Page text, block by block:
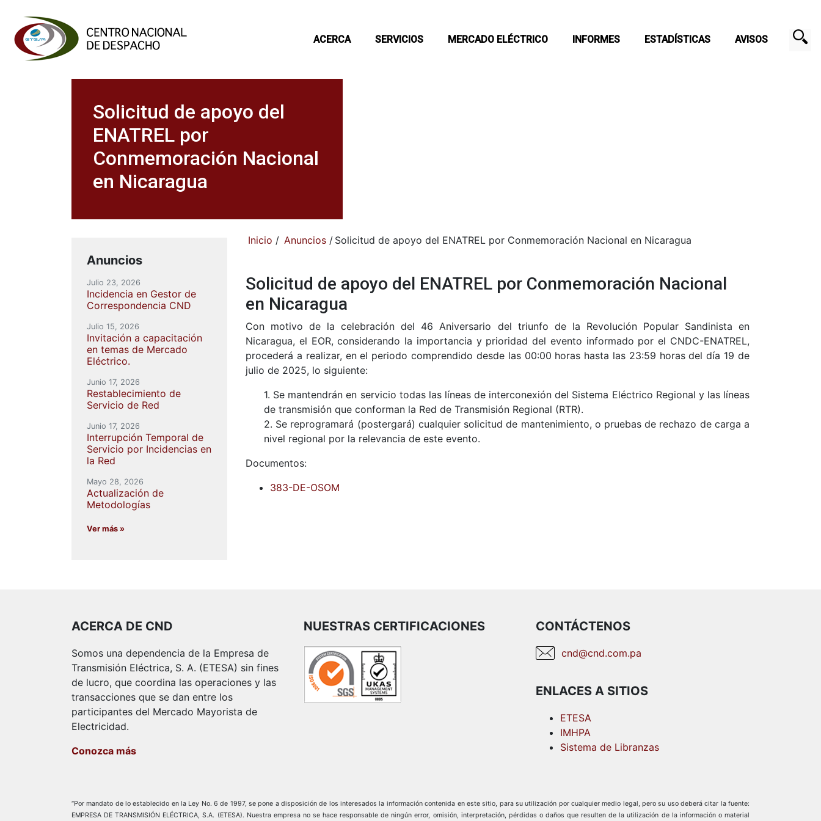
ACERCA SERVICIOS MERCADO ELÉCTRICO INFORMES ESTADÍSTICAS AVISOS
Solicitud de apoyo del
ENATREL por
Conmemoración Nacional
en Nicaragua
Anuncios
Julio 23, 2026
Incidencia en Gestor de
Correspondencia CND
Julio 15, 2026
Invitación a capacitación
en temas de Mercado
Eléctrico.
Junio 17, 2026
Restablecimiento de
Servicio de Red
Junio 17, 2026
Interrupción Temporal de
Servicio por Incidencias en
la Red
Mayo 28, 2026
Actualización de
Metodologías
Ver más »
Inicio / Anuncios / Solicitud de apoyo del ENATREL por Conmemoración Nacional en Nicaragua
Solicitud de apoyo del ENATREL por Conmemoración Nacional
en Nicaragua
Con motivo de la celebración del 46 Aniversario del triunfo de la Revolución Popular Sandinista en
Nicaragua, el EOR, considerando la importancia y prioridad del evento informado por el CNDC-ENATREL,
procederá a realizar, en el periodo comprendido desde las 00:00 horas hasta las 23:59 horas del día 19 de
julio de 2025, lo siguiente:
1. Se mantendrán en servicio todas las líneas de interconexión del Sistema Eléctrico Regional y las líneas
de transmisión que conforman la Red de Transmisión Regional (RTR).
2. Se reprogramará (postergará) cualquier solicitud de mantenimiento, o pruebas de rechazo de carga a
nivel regional por la relevancia de este evento.
Documentos:
383-DE-OSOM
ACERCA DE CND
Somos una dependencia de la Empresa de
Transmisión Eléctrica, S. A. (ETESA) sin fines
de lucro, que coordina las operaciones y las
transacciones que se dan entre los
participantes del Mercado Mayorista de
Electricidad.
Conozca más
NUESTRAS CERTIFICACIONES CONTÁCTENOS
cnd@cnd.com.pa
ENLACES A SITIOS
ETESA
IMHPA
Sistema de Libranzas
“Por mandato de lo establecido en la Ley No. 6 de 1997, se pone a disposición de los interesados la información contenida en este sitio, para su utilización por cualquier medio legal, pero su uso deberá citar la fuente:
EMPRESA DE TRANSMISIÓN ELÉCTRICA, S.A. (ETESA). Nuestra empresa no se hace responsable de ningún error, omisión, interpretación, pérdidas o daños que resulten de la utilización de la información o material